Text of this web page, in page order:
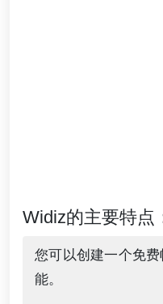
Widiz的主要特点
您可以创建一个免
能。